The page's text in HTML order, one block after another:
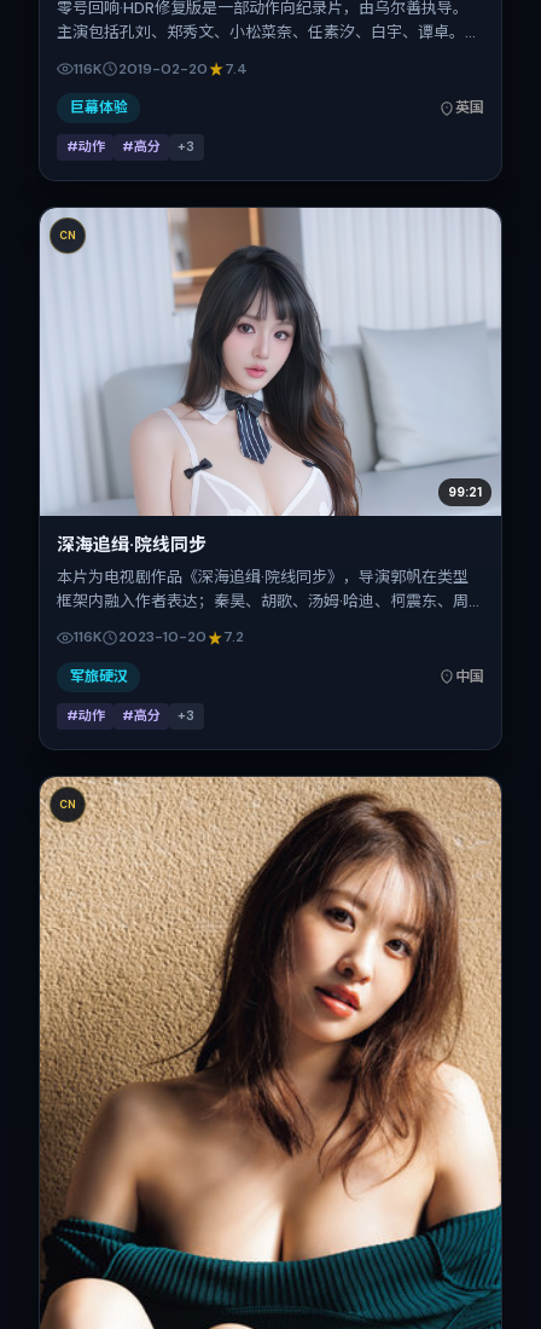
零号回响·HDR修复版是一部动作向纪录片，由乌尔善执导。
主演包括孔刘、郑秀文、小松菜奈、任素汐、白宇、谭卓。作
首映日期 2019-02-20，正片时长114分钟。
116K 2019-02-20 7.4
巨幕体验 英国
#动作 #高分 +3
CN
99:21
深海追缉·院线同步
本片为电视剧作品《深海追缉·院线同步》，导演郭帆在类型
框架内融入作者表达；秦昊、胡歌、汤姆·哈迪、柯震东、周
背景为中国大陆。上映时间 2023年10月20日（公映登记日
2023-10-20），全片138分钟，节奏张弛有度。
116K 2023-10-20 7.2
军旅硬汉 中国
#动作 #高分 +3
CN